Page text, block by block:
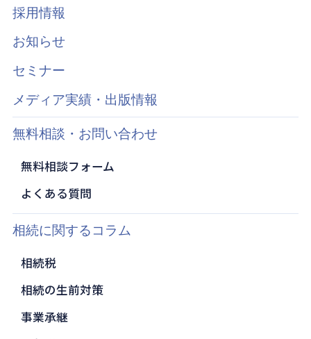
採用情報
お知らせ
セミナー
メディア実績・出版情報
無料相談・お問い合わせ
無料相談フォーム
よくある質問
相続に関するコラム
相続税
相続の生前対策
事業承継